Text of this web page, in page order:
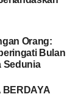
Orang:
Bulan
Sedunia
BERDAYA